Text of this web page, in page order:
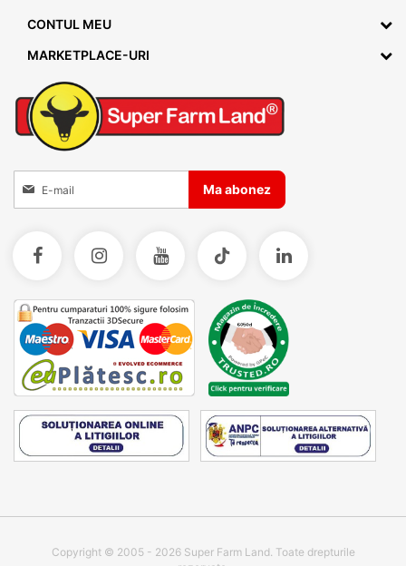
CONTUL MEU
MARKETPLACE-URI
Inscrieti-va la Buletinele noastre informative
Ma abonez
Copyright © 2005 - 2026 Super Farm Land. Toate drepturile